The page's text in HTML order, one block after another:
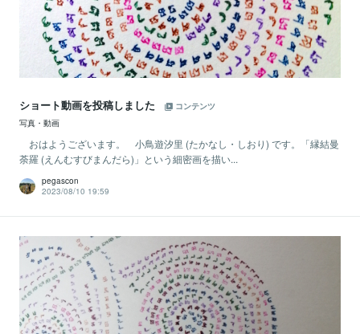
ショート動画を投稿しました
コンテンツ
写真・動画
おはようございます。 小鳥遊汐里 (たかなし・しおり) です。「縁結曼
荼羅 (えんむすびまんだら)」という細密画を描い...
pegascon
2023/08/10 19:59